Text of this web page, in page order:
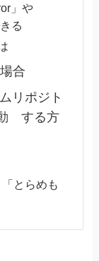
」や
る
合
リポジト
する方
とらめも